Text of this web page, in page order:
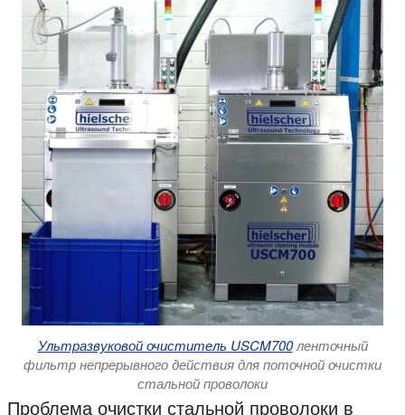
Ультразвуковой очиститель USCM700ленточный
фильтр непрерывного действия для поточной очистки
стальной проволоки
Проблема очистки стальной проволоки в